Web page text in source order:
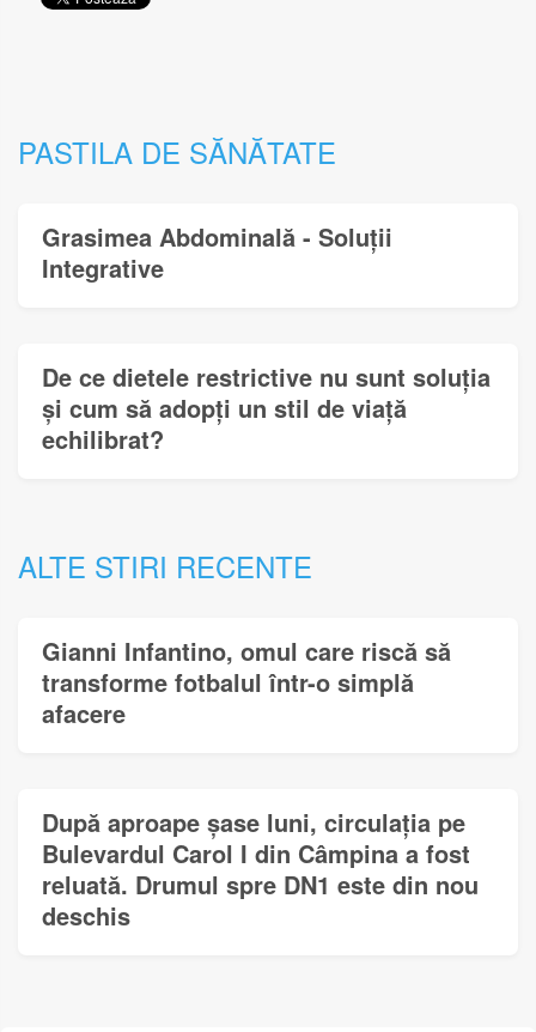
PASTILA DE SĂNĂTATE
Grasimea Abdominală - Soluții
Integrative
De ce dietele restrictive nu sunt soluția
și cum să adopți un stil de viață
echilibrat?
ALTE STIRI RECENTE
Gianni Infantino, omul care riscă să
transforme fotbalul într-o simplă
afacere
După aproape șase luni, circulația pe
Bulevardul Carol I din Câmpina a fost
reluată. Drumul spre DN1 este din nou
deschis